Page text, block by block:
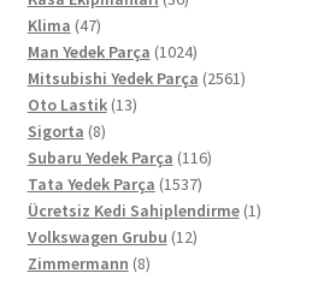
Klima 4747
ürün
Man Yedek Parça 10241024
ürün
Mitsubishi Yedek Parça 25612561
Oto Lastik 1313
Sigorta 88
ürün
Subaru Yedek Parça 116116
Tata Yedek Parça 15371537
ürün
Ücretsiz Kedi Sahiplendirme 11
Volkswagen Grubu 1212
Zimmermann 88